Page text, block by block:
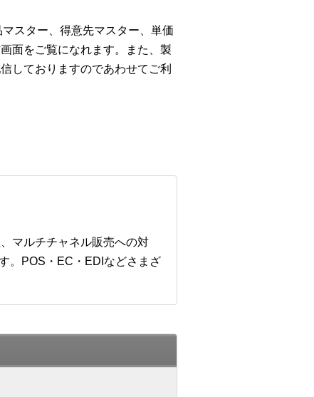
スター、得意先マスター、単価
面をご覧になれます。また、製
しておりますのであわせてご利
マルチチャネル販売への対
。POS・EC・EDIなどさまざ